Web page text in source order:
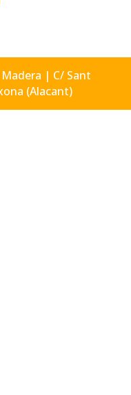
| C/ Sant
(Alacant)